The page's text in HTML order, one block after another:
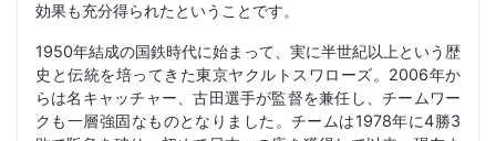
効果も充分得られたということです。
1950年結成の国鉄時代に始まって、実に半世紀以上という歴
史と伝統を培ってきた東京ヤクルトスワローズ。2006年か
らは名キャッチャー、古田選手が監督を兼任し、チームワー
クも一層強固なものとなりました。チームは1978年に4勝3